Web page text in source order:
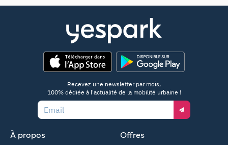
Recevez une newsletter par mois,
100% dédiée à l'actualité de la mobilité urbaine !
À propos Offres